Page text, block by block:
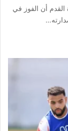
أن الفوز في